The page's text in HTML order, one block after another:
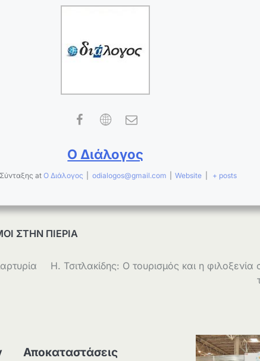
Ο Διάλογος
at Ο Διάλογος odialogos@gmail.com Website + posts
ΣΤΗΝ ΠΙΕΡΙΑ
Η. Τσιτλακίδης: Ο τουρισμός και η φιλοξενία
Αποκαταστάσεις